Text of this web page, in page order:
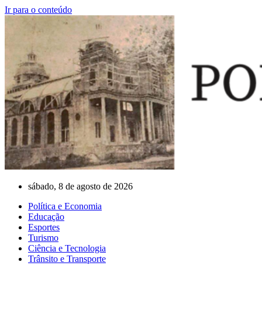
Ir para o conteúdo
sábado, 8 de agosto de 2026
Política e Economia
Educação
Esportes
Turismo
Ciência e Tecnologia
Trânsito e Transporte